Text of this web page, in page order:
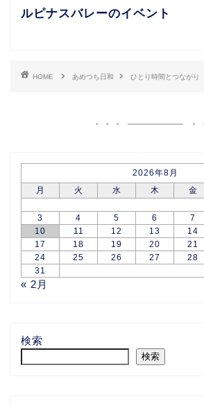
ルピナスバレーのイベント
HOME あめつち日和 ひとり時間とつながり
2026年8月
月
火 水 木 金
3
4 5 6 7
10
11 12 13 14
17
18 19 20 21
24
25 26 27 28
31
« 2月
検索
検索